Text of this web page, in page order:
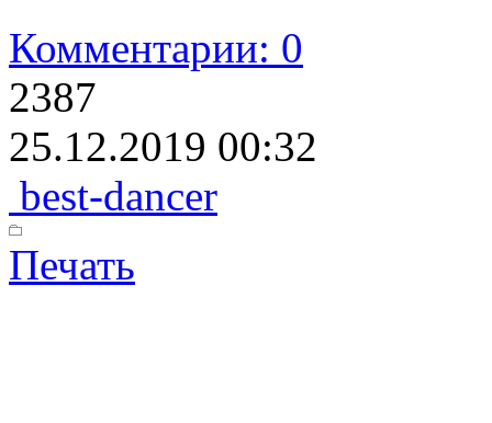
Комментарии: 0
2387
25.12.2019 00:32
best-dancer
Печать